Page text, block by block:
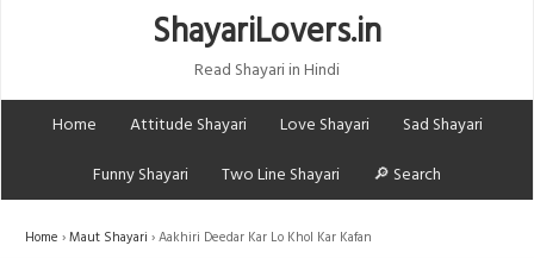
ShayariLovers.in
Read Shayari in Hindi
Home
Attitude Shayari Love Shayari
Sad Shayari
Funny Shayari
Two Line Shayari 🔎 Search
Home Maut Shayari Aakhiri Deedar Kar Lo Khol Kar Kafan